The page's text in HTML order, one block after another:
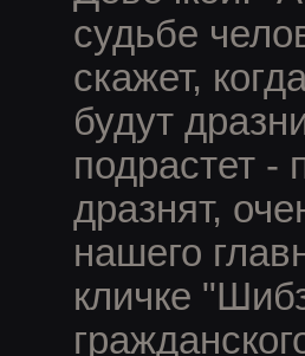
судьбе
скажет,
будут
подрастет -
дразнят,
нашего
кличке